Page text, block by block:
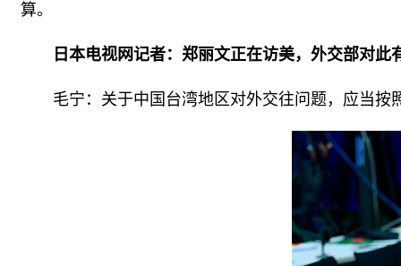
算。
日本电视网记者：郑丽文正在访美，外交部对此
毛宁：关于中国台湾地区对外交往问题，应当按